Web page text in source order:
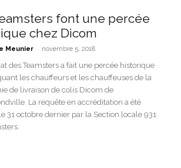
Canada
font une percée
chez Dicom
Meunier - novembre 5, 2018
des Teamsters a fait une percée historique
les chauffeurs et les chauffeuses de la
de livraison de colis Dicom de
La requête en accréditation a été
31 octobre dernier par la Section locale 931